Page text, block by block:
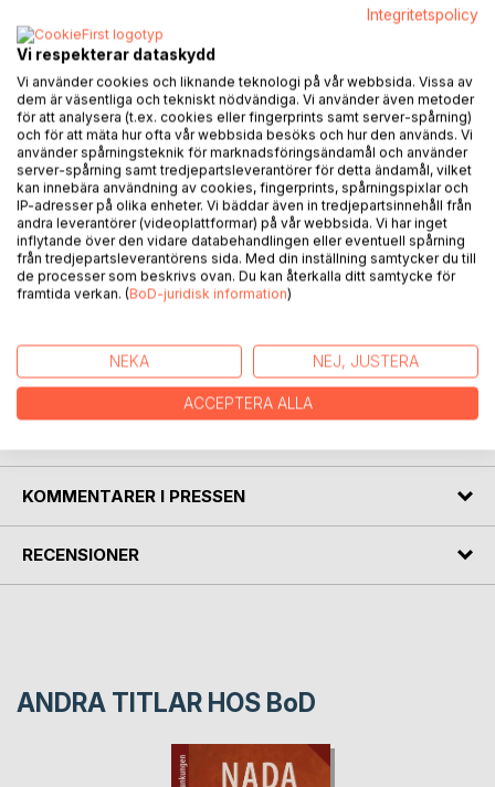
BESKRIVNING
Svend Pedersen tar i sin bok Undervisandets glädje upp
vikten för en undervisande lärare i skolan att komma till tals
med eleverna.
Undervisandets glädje är en stimulerande och
intresseväckande läsning där Svend Pedersen med hjälp
av exempel och minnen från undervisning under flera
decennier beskriver dels sin egen väg mot att utveckla en
forskning fick en mer framskjuten plats i svensk utbildning
av lärare i naturvetenskapliga ämnen.
KOMMENTARER I PRESSEN
RECENSIONER
ANDRA TITLAR HOS BoD
Integritetspolicy
Vi respekterar dataskydd
Vi använder cookies och liknande teknologi på vår webbsida. Vissa av
dem är väsentliga och tekniskt nödvändiga. Vi använder även metoder
för att analysera (t.ex. cookies eller fingerprints samt server-spårning)
och för att mäta hur ofta vår webbsida besöks och hur den används. Vi
använder spårningsteknik för marknadsföringsändamål och använder
server-spårning samt tredjepartsleverantörer för detta ändamål, vilket
kan innebära användning av cookies, fingerprints, spårningspixlar och
IP-adresser på olika enheter. Vi bäddar även in tredjepartsinnehåll från
andra leverantörer (videoplattformar) på vår webbsida. Vi har inget
inflytande över den vidare databehandlingen eller eventuell spårning
från tredjepartsleverantörens sida. Med din inställning samtycker du till
de processer som beskrivs ovan. Du kan återkalla ditt samtycke för
framtida verkan. (BoD-juridisk information)
NEKA NEJ, JUSTERA
ACCEPTERA ALLA